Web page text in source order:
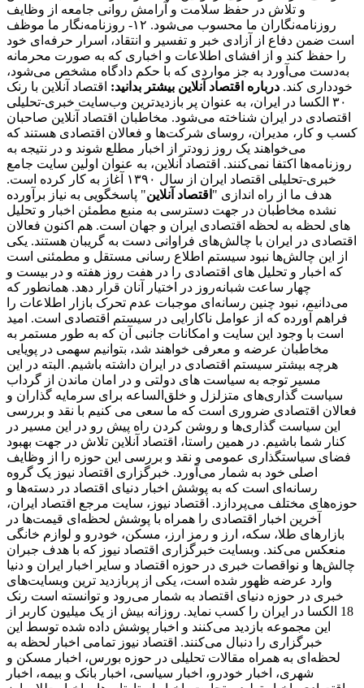
و تلاش در حفظ سلامت و آرامش روانی جامعه از وظایف
روزنامه‌نگاران ما محسوب می‌شود. ۱۲- روزنامه‌نگار ما موظف
است ضمن دفاع از آزادی خبر و تفسیر و انتقاد، اسرار حرفه‌ای خود
را حفظ کند و از افشای اطلاعات و اخباری که به صورت محرمانه
به‌دست می‌آورد به جز مواردی که با حکم دادگاه مشخص می‌شود،
خودداری کند. درباره اقتصاد آنلاین بیشتر بدانید: اقتصاد آنلاین با رنک
۳۰ الکسا در ایران، به عنوان پر بازدیدترین وب‌سایت خبری-تحلیلی
اقتصادی در ایران شناخته می‌شود. مخاطبان اقتصاد آنلاین صاحبان
کسب و کار، مدیران، روسای شرکت‌ها و فعالان اقتصادی هستند که
می‌خواهند یک روز زودتر از اخبار مطلع شوند و در نتیجه به
روزنامه‌ها اکتفا نمی‌کنند. اقتصاد آنلاین، به عنوان اولین سایت جامع
خبری-تحلیلی اقتصاد ایران از سال ۱۳۹۰ آغاز به کار کرده است.
هدف ما از راه اندازی " اقتصاد آنلاین" پاسخگویی به نیاز برآورده
نشده مخاطبان در جهت دسترسی به منبع مطمئن اخبار و تحلیل
های لحظه به لحظه اقتصادی ایران و جهان است. هم اکنون فعالان
اقتصادی در ایران با چالش‌های فراوانی دست به گریبان هستند. یکی
از این چالش‌ها نبود سیستم اطلاع رسانی مستقل و مطمئنی است
که اخبار و تحلیل های اقتصادی را در هفت روز هفته و در بیست و
چهار ساعت شبانه‌روز در اختیار آنان قرار دهد. همانطور که
می‌دانیم، نبود چنین رسانه‌ای موجبات عدم تحرک بازار اطلاعات را
فراهم آورده که از عوامل ناکارایی در سیستم اقتصادی است. امید
است با وجود این سایت و امکانات جانبی آن که به طور مستمر به
مخاطبان عرضه و معرفی خواهند شد، بتوانیم سهمی در پویایی
هرچه بیشتر سیستم اقتصادی در ایران داشته باشیم. البته در این
مسیر توجه به سیاست های دولتی و در امان ماندن از گرداب
سیاست گذاری‌های متزلزل و خلق‌الساعه برای سرمایه گذاران و
فعالان اقتصادی ضروری است که ما سعی می کنیم با نقد و بررسی
این سیاست گذاری‌ها و روشن کردن راه پیش رو در این مسیر در
کنار شما باشیم. در همین راستا، اقتصاد آنلاین تلاش در جهت بهبود
فضای سیاستگذاری عمومی و نقد و بررسی این حوزه را از وظایف
اصلی خود به شمار می‌آورد. خبرگزاری اقتصاد نیوز یک گروه
رسانه‌ای است که به پوشش اخبار دنیای اقتصاد در دسته‌ها و
حوزه‌های مختلف می‌پردازد. اقتصاد نیوز، سایت مرجع اقتصاد ایران،
آخرین اخبار اقتصادی را همراه با پوشش لحظه‌ای قیمت‌ها در
بازارهای طلا، سکه، ارز و رمز ارز، مسکن، خودرو و لوازم خانگی
منعکس می‌کند. وبسایت خبرگزاری اقتصاد نیوز که با هدف جبران
چالش‌ها و نواقصات خبری در حوزه اقتصاد و سایر اخبار ایران و دنیا
وارد عرضه ظهور شده است، یکی از پربازدید ترین وبسایت‌های
خبری در حوزه دنیای اقتصاد به شمار می‌رود و توانسته است رنک
18 الکسا در ایران را کسب نماید. روزانه بیش از یک میلیون کاربر از
این مجموعه بازدید می‌کنند و اخبار پوشش داده شده توسط این
خبرگزاری را دنبال می‌کنند. اقتصاد نیوز تمامی اخبار لحظه به
لحظه‌ای به همراه مقالات تحلیلی در حوزه بورس، اخبار مسکن و
شهری، اخبار خودرو، اخبار سیاسی، اخبار بانک و بیمه، اخبار